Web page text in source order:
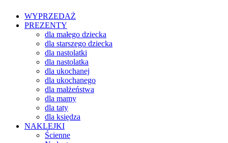
WYPRZEDAŻ
PREZENTY
dla małego dziecka
dla starszego dziecka
dla nastolatki
dla nastolatka
dla ukochanej
dla ukochanego
dla małżeństwa
dla mamy
dla taty
dla księdza
NAKLEJKI
Ścienne